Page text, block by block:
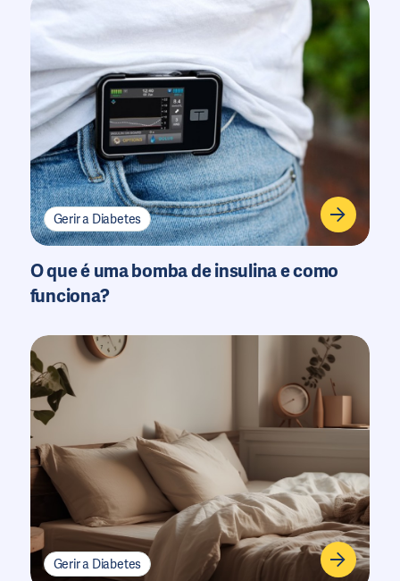
Gerir a Diabetes
O que é uma bomba de insulina e como
funciona?
Gerir a Diabetes